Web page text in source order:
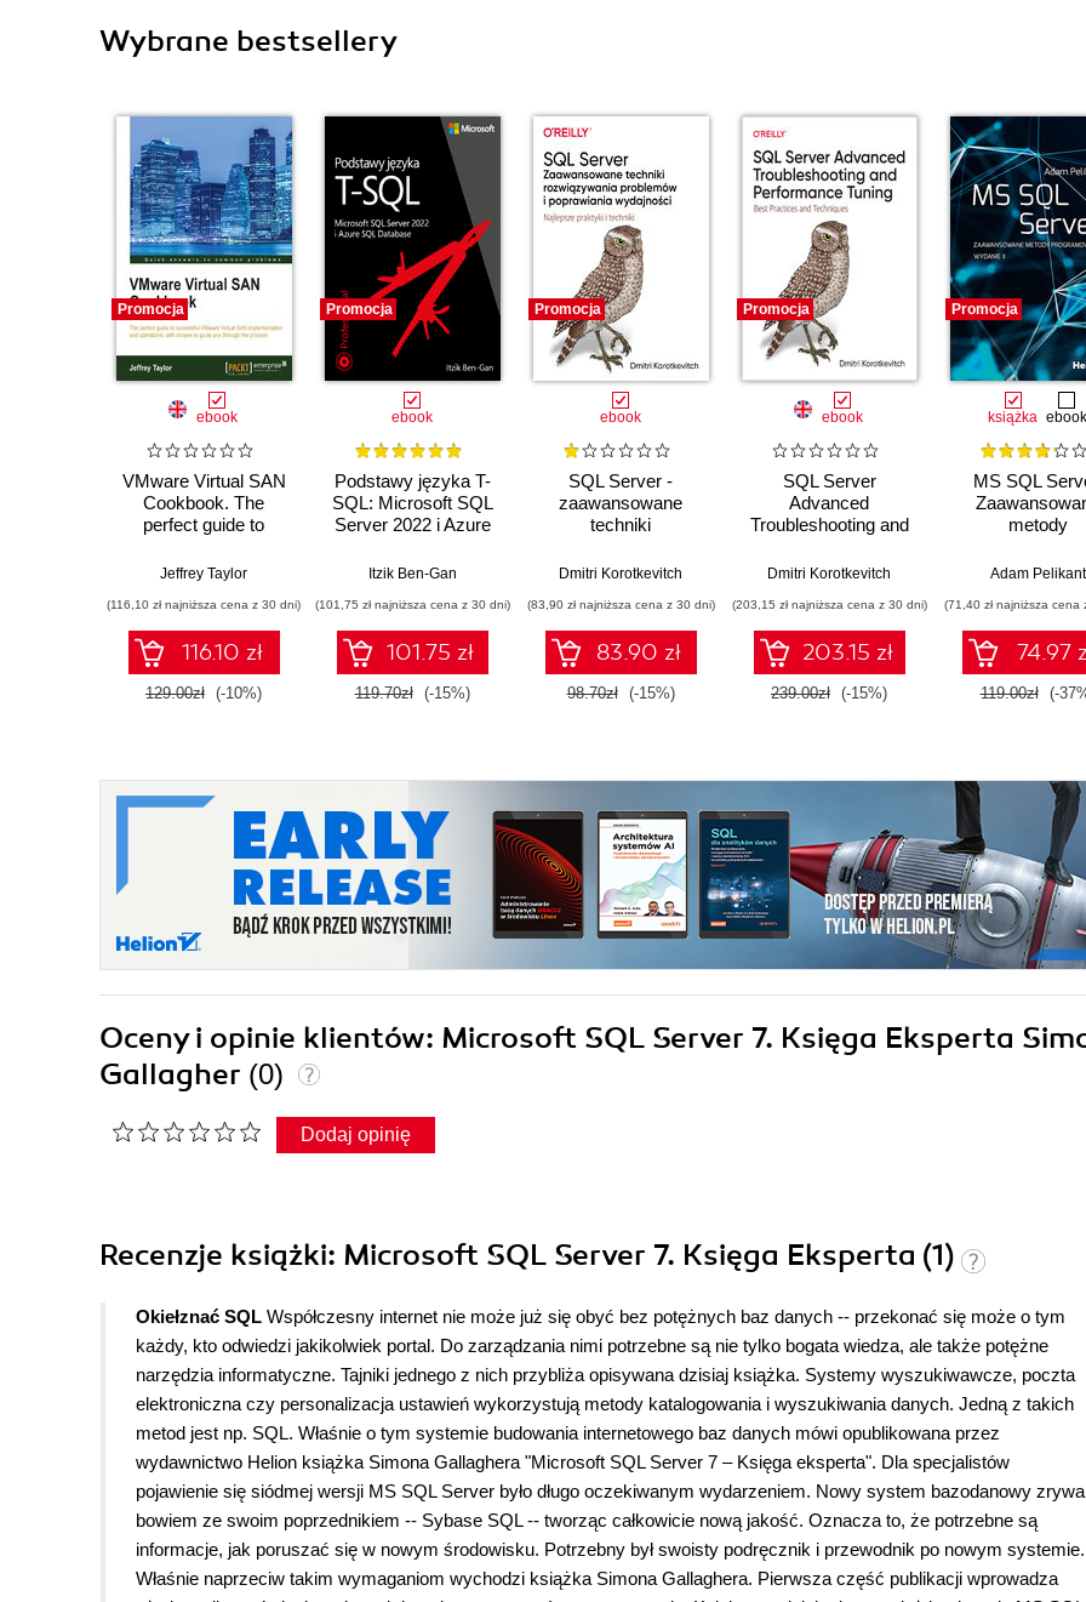
Wybrane bestsellery
Promocja
ebook
VMware Virtual SAN
Cookbook. The
perfect guide to
Virtual SAN
operations, with
recipes to guide you
through the process
Jeffrey Taylor
(116,10 zł najniższa cena z 30 dni)
116.10 zł
129.00zł (-10%)
Promocja
ebook
Podstawy języka T-
SQL: Microsoft SQL
Server 2022 i Azure
Itzik Ben-Gan
(101,75 zł najniższa cena z 30 dni)
101.75 zł
119.70zł (-15%)
Promocja
ebook
SQL Server -
zaawansowane
techniki
problemów i
wydajności
Dmitri Korotkevitch
(83,90 zł najniższa cena z 30 dni)
83.90 zł
98.70zł (-15%)
Promocja
ebook
SQL Server
Advanced
Troubleshooting and
Dmitri Korotkevitch
(203,15 zł najniższa cena z 30 dni)
203.15 zł
239.00zł (-15%)
Promocja
książka ebook
MS SQL
metody
Wydanie II
Adam Pelikant
(71,40 zł najniższa cena
74.97
119.00zł (-
Oceny i opinie klientów: Microsoft SQL Server 7. Księga Eksperta
Gallagher (0)
Dodaj opinię
Recenzje książki: Microsoft SQL Server 7. Księga Eksperta (1)
Okiełznać SQL Współczesny internet nie może już się obyć bez potężnych baz danych -- przekonać się może o tym
każdy, kto odwiedzi jakikolwiek portal. Do zarządzania nimi potrzebne są nie tylko bogata wiedza, ale także potężne
narzędzia informatyczne. Tajniki jednego z nich przybliża opisywana dzisiaj książka. Systemy wyszukiwawcze, poczta
elektroniczna czy personalizacja ustawień wykorzystują metody katalogowania i wyszukiwania danych. Jedną z takich
metod jest np. SQL. Właśnie o tym systemie budowania internetowego baz danych mówi opublikowana przez
wydawnictwo Helion książka Simona Gallaghera "Microsoft SQL Server 7 – Księga eksperta". Dla specjalistów
pojawienie się siódmej wersji MS SQL Server było długo oczekiwanym wydarzeniem. Nowy system bazodanowy zrywa
bowiem ze swoim poprzednikiem -- Sybase SQL -- tworząc całkowicie nową jakość. Oznacza to, że potrzebne są
informacje, jak poruszać się w nowym środowisku. Potrzebny był swoisty podręcznik i przewodnik po nowym systemie.
Właśnie naprzeciw takim wymaganiom wychodzi książka Simona Gallaghera. Pierwsza część publikacji wprowadza